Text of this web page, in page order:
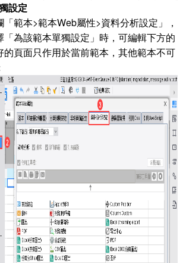
設定
範本>範本Web屬性>資料分析設定」，
為該範本單獨設定」時，可編輯下方的
的頁面只作用於當前範本，其他範本不可